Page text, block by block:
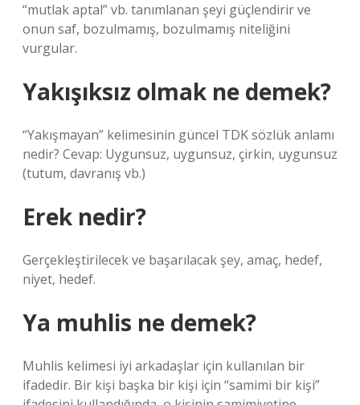
“mutlak aptal” vb. tanımlanan şeyi güçlendirir ve
onun saf, bozulmamış, bozulmamış niteliğini
vurgular.
Yakışıksız olmak ne demek?
“Yakışmayan” kelimesinin güncel TDK sözlük anlamı
nedir? Cevap: Uygunsuz, uygunsuz, çirkin, uygunsuz
(tutum, davranış vb.)
Erek nedir?
Gerçekleştirilecek ve başarılacak şey, amaç, hedef,
niyet, hedef.
Ya muhlis ne demek?
Muhlis kelimesi iyi arkadaşlar için kullanılan bir
ifadedir. Bir kişi başka bir kişi için “samimi bir kişi”